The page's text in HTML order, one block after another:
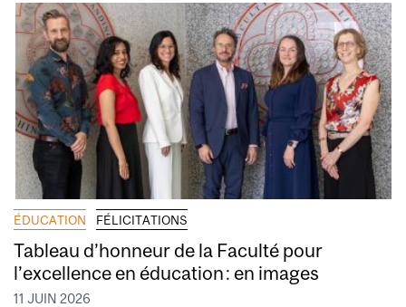
ÉDUCATION FÉLICITATIONS
Tableau d’honneur de la Faculté pour
l’excellence en éducation : en images
11 JUIN 2026